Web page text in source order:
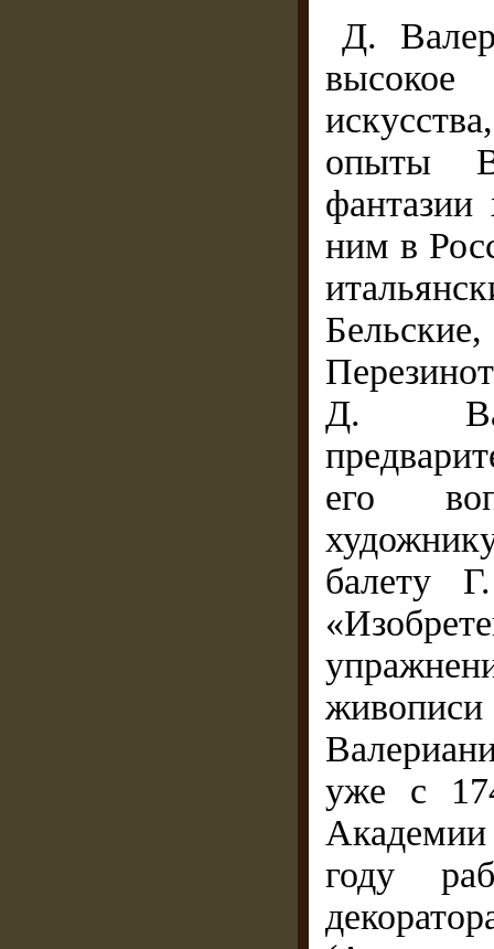
Д.
опыты
ним в
Д.
его
балету
уже с
году